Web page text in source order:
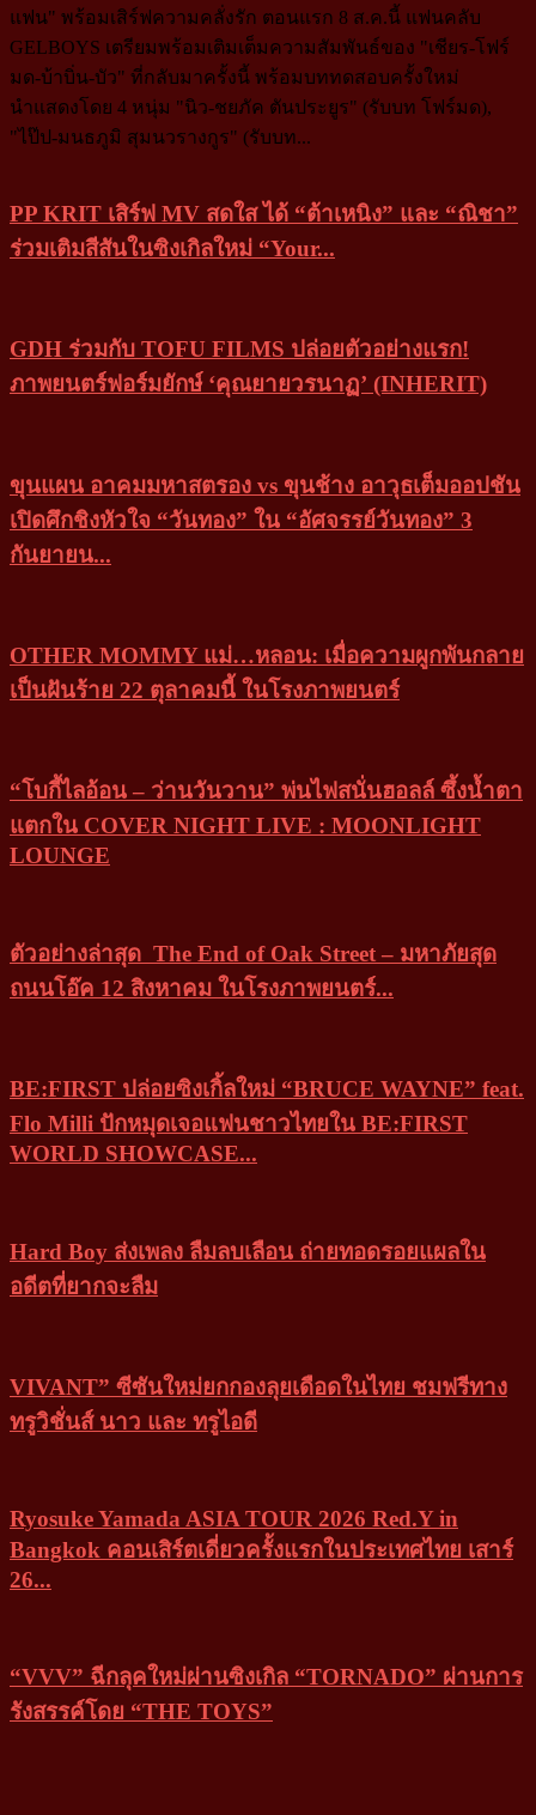
แฟน" พร้อมเสิร์ฟความคลั่งรัก ตอนแรก 8 ส.ค.นี้ แฟนคลับ
GELBOYS เตรียมพร้อมเติมเต็มความสัมพันธ์ของ "เชียร-โฟร์
มด-บ้าบิ่น-บัว" ที่กลับมาครั้งนี้ พร้อมบททดสอบครั้งใหม่
นำแสดงโดย 4 หนุ่ม "นิว-ชยภัค ตันประยูร" (รับบท โฟร์มด),
"ไป๊ป-มนธภูมิ สุมนวรางกูร" (รับบท...
PP KRIT เสิร์ฟ MV สดใส ได้ “ต้าเหนิง” และ “ณิชา”
ร่วมเติมสีสันในซิงเกิลใหม่ “Your...
GDH ร่วมกับ TOFU FILMS ปล่อยตัวอย่างแรก!
ภาพยนตร์ฟอร์มยักษ์ ‘คุณยายวรนาฏ’ (INHERIT)
ขุนแผน อาคมมหาสตรอง vs ขุนช้าง อาวุธเต็มออปชัน
เปิดศึกชิงหัวใจ “วันทอง” ใน “อัศจรรย์วันทอง” 3
กันยายน...
OTHER MOMMY แม่…หลอน: เมื่อความผูกพันกลาย
เป็นฝันร้าย 22 ตุลาคมนี้ ในโรงภาพยนตร์
“โบกี้ไลอ้อน – ว่านวันวาน” พ่นไฟสนั่นฮอลล์ ซึ้งน้ำตา
แตกใน COVER NIGHT LIVE : MOONLIGHT
LOUNGE
ตัวอย่างล่าสุด The End of Oak Street – มหาภัยสุด
ถนนโอ๊ค 12 สิงหาคม ในโรงภาพยนตร์...
BE:FIRST ปล่อยซิงเกิ้ลใหม่ “BRUCE WAYNE” feat.
Flo Milli ปักหมุดเจอแฟนชาวไทยใน BE:FIRST
WORLD SHOWCASE...
Hard Boy ส่งเพลง ลืมลบเลือน ถ่ายทอดรอยแผลใน
อดีตที่ยากจะลืม
VIVANT” ซีซันใหม่ยกกองลุยเดือดในไทย ชมฟรีทาง
ทรูวิชั่นส์ นาว และ ทรูไอดี
Ryosuke Yamada ASIA TOUR 2026 Red.Y in
Bangkok คอนเสิร์ตเดี่ยวครั้งแรกในประเทศไทย เสาร์
26...
“VVV” ฉีกลุคใหม่ผ่านซิงเกิล “TORNADO” ผ่านการ
รังสรรค์โดย “THE TOYS”